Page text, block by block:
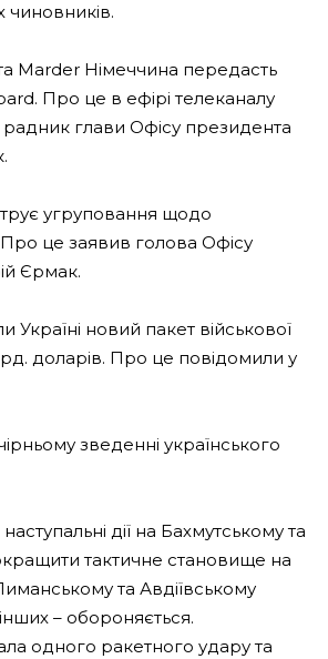
чиновників.
Marder Німеччина передасть
Про це в ефірі телеканалу
глави Офісу президента
угруповання щодо
Про це заявив голова Офісу
Єрмак.
Україні новий пакет військової
доларів. Про це повідомили у
зведенні українського
дії на Бахмутському та
тактичне становище на
та Авдіївському
– обороняється.
одного ракетного удару та